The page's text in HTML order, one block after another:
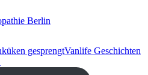
Berlin
gesprengtVanlife Geschichten